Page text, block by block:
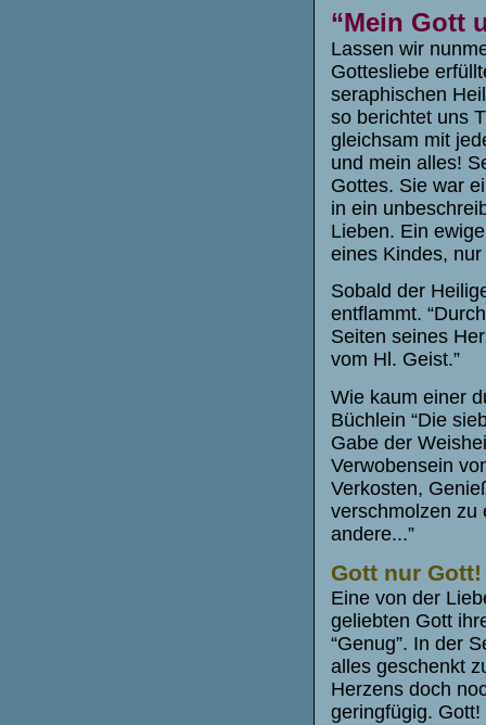
“Mein Gott
Lassen wir
Gottesliebe
seraphischen
so berichtet uns
gleichsam mit
und mein alles!
Gottes. Sie war
in ein
Lieben. Ein
eines Kindes, nur
Sobald der
entflammt.
Seiten seines
vom Hl. Geist.”
Wie kaum einer
Büchlein “Die
Gabe der
Verwobensein
Verkosten,
verschmolzen zu
andere...”
Gott nur Gott!
Eine von der
geliebten Gott
“Genug”. In der
alles geschenkt
Herzens doch
geringfügig.